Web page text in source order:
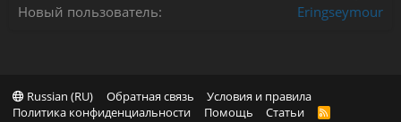
Новый пользователь
Eringseymour
Russian (RU) Обратная связь
Условия и правила
Политика конфиденциальности
Помощь Статьи
R